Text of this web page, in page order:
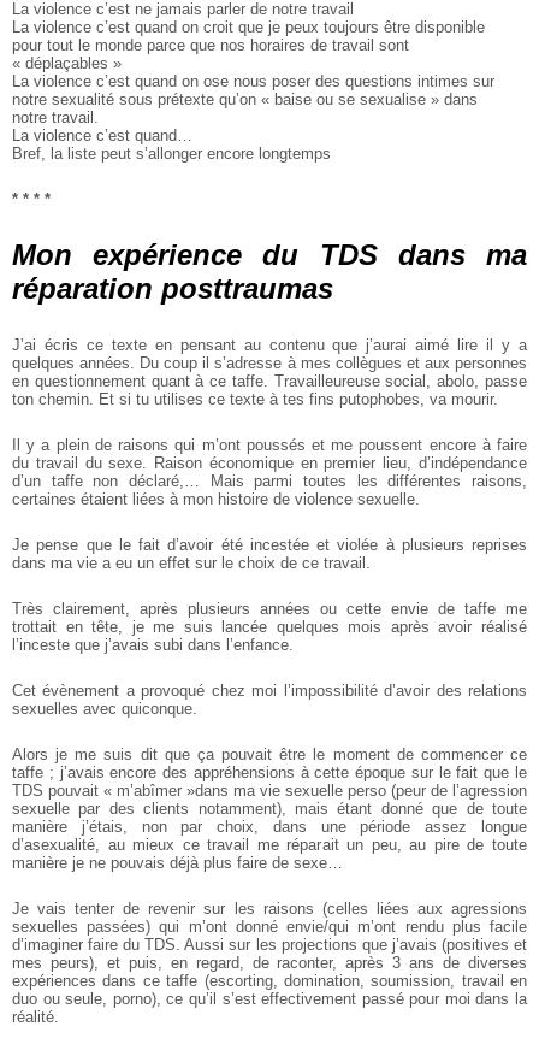
La violence c’est ne jamais parler de notre travail
La violence c’est quand on croit que je peux toujours être disponible
pour tout le monde parce que nos horaires de travail sont
« déplaçables »
La violence c’est quand on ose nous poser des questions intimes sur
notre sexualité sous prétexte qu’on « baise ou se sexualise » dans
notre travail.
La violence c’est quand…
Bref, la liste peut s’allonger encore longtemps
* * * *
Mon expérience du TDS dans ma
réparation post­traumas
J’ai écris ce texte en pensant au contenu que j’aurai aimé lire il y a
quelques années. Du coup il s’adresse à mes collègues et aux personnes
en questionnement quant à ce taffe. Travailleureuse social, abolo, passe
ton chemin. Et si tu utilises ce texte à tes fins putophobes, va mourir.
Il y a plein de raisons qui m’ont poussés et me poussent encore à faire
du travail du sexe. Raison économique en premier lieu, d’indépendance
d’un taffe non déclaré,… Mais parmi toutes les différentes raisons,
certaines étaient liées à mon histoire de violence sexuelle.
Je pense que le fait d’avoir été incestée et violée à plusieurs reprises
dans ma vie a eu un effet sur le choix de ce travail.
Très clairement, après plusieurs années ou cette envie de taffe me
trottait en tête, je me suis lancée quelques mois après avoir réalisé
l’inceste que j’avais subi dans l’enfance.
Cet évènement a provoqué chez moi l’impossibilité d’avoir des relations
sexuelles avec quiconque.
Alors je me suis dit que ça pouvait être le moment de commencer ce
taffe ; j’avais encore des appréhensions à cette époque sur le fait que le
TDS pouvait « m’abîmer »dans ma vie sexuelle perso (peur de l’agression
sexuelle par des clients notamment), mais étant donné que de toute
manière j’étais, non par choix, dans une période assez longue
d’asexualité, au mieux ce travail me réparait un peu, au pire de toute
manière je ne pouvais déjà plus faire de sexe…
Je vais tenter de revenir sur les raisons (celles liées aux agressions
sexuelles passées) qui m’ont donné envie/qui m’ont rendu plus facile
d’imaginer faire du TDS. Aussi sur les projections que j’avais (positives et
mes peurs), et puis, en regard, de raconter, après 3 ans de diverses
expériences dans ce taffe (escorting, domination, soumission, travail en
duo ou seule, porno), ce qu’il s’est effectivement passé pour moi dans la
réalité.